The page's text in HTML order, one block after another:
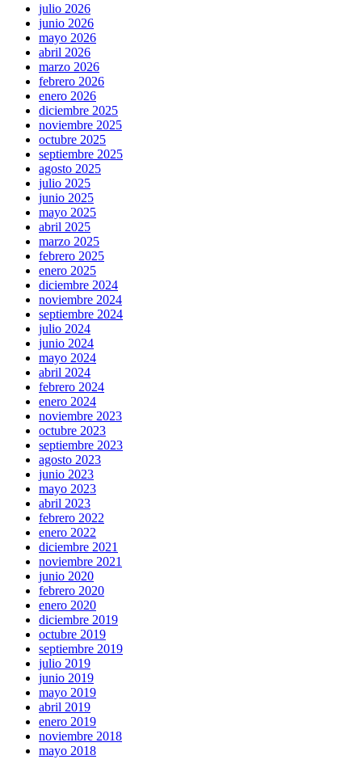
julio 2026
junio 2026
mayo 2026
abril 2026
marzo 2026
febrero 2026
enero 2026
diciembre 2025
noviembre 2025
octubre 2025
septiembre 2025
agosto 2025
julio 2025
junio 2025
mayo 2025
abril 2025
marzo 2025
febrero 2025
enero 2025
diciembre 2024
noviembre 2024
septiembre 2024
julio 2024
junio 2024
mayo 2024
abril 2024
febrero 2024
enero 2024
noviembre 2023
octubre 2023
septiembre 2023
agosto 2023
junio 2023
mayo 2023
abril 2023
febrero 2022
enero 2022
diciembre 2021
noviembre 2021
junio 2020
febrero 2020
enero 2020
diciembre 2019
octubre 2019
septiembre 2019
julio 2019
junio 2019
mayo 2019
abril 2019
enero 2019
noviembre 2018
mayo 2018